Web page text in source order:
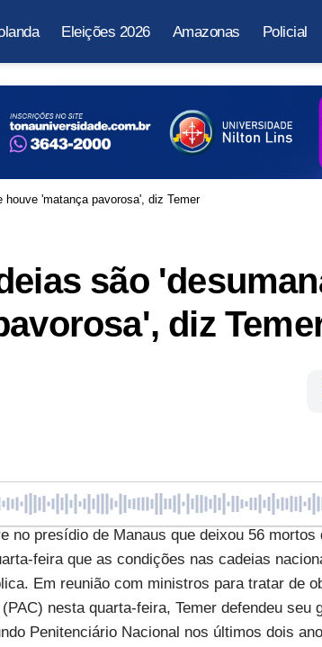
Eleições 2026 Amazonas Policial
'matança pavorosa', diz Temer
são
diz
no presídio de Manaus que deixou 56 mortos
feira que as condições nas cadeias
Em reunião com ministros para tratar de
nesta quarta-feira, Temer defendeu seu
Penitenciário Nacional nos últimos dois